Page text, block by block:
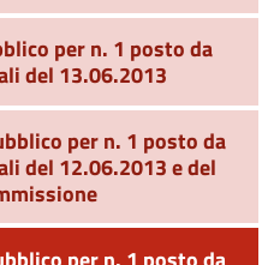
per n. 1 posto da
del 13.06.2013
per n. 1 posto da
del 12.06.2013 e del
per n. 1 posto da